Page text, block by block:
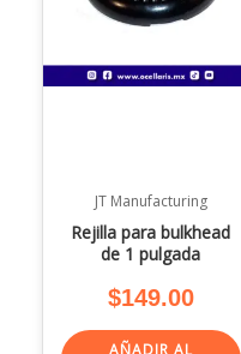
JT Manufacturing
Rejilla para bulkhead
de 1 pulgada
$149.00
AÑADIR AL